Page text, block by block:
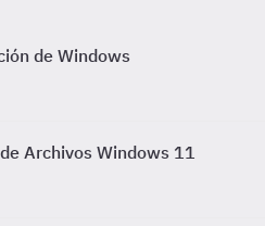
de Windows
Archivos Windows 11